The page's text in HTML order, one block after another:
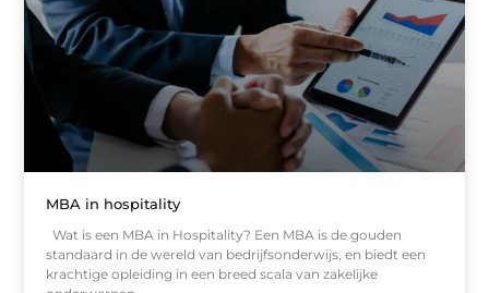
MBA in hospitality
Wat is een MBA in Hospitality? Een MBA is de gouden
standaard in de wereld van bedrijfsonderwijs, en biedt een
krachtige opleiding in een breed scala van zakelijke